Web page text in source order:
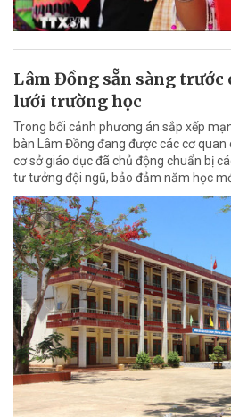
Lâm Đồng sẵn sàng trước
lưới trường học
Trong bối cảnh phương án sắp xếp
bàn Lâm Đồng đang được các cơ
cơ sở giáo dục đã chủ động chuẩn bị
tư tưởng đội ngũ, bảo đảm năm học